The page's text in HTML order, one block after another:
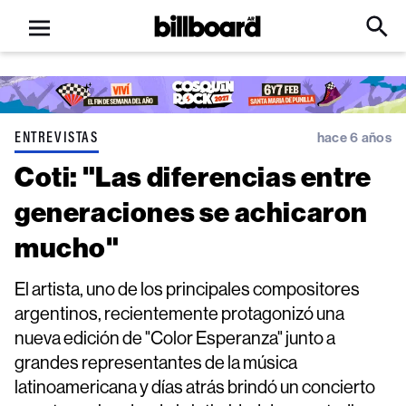
Open
menu
Billboard
Click
Input
ENTREVISTAS hace 6 años
Coti: "Las diferencias entre
generaciones se achicaron
mucho"
El artista, uno de los principales compositores
argentinos, recientemente protagonizó una
nueva edición de "Color Esperanza" junto a
grandes representantes de la música
latinoamericana y días atrás brindó un concierto